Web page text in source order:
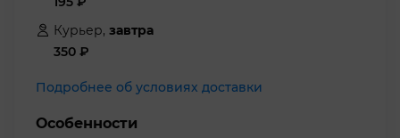
Курьер, завтра
350 ₽
Подробнее об условиях доставки
Особенности